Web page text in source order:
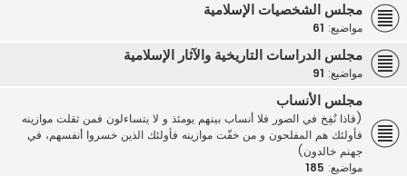
مجلس الشخصيات الإسلامية
مواضيع: 61
مجلس الدراسات التاريخية والآثار الإسلامية
مواضيع: 91
مجلس الأنساب
(فاذا نُفِخ في الصور فلا أنساب بينهم يومئذ و لا يتساءلون فمن ثقلت موازينه
فأولئك هم المفلحون و من خفّت موازينه فأولئك الذين خسروا أنفسهم، في
جهنم خالدون)
مواضيع: 185